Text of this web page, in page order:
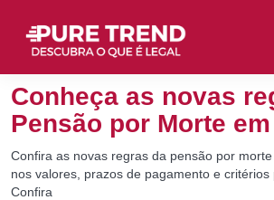
Conheça as novas
Pensão por Morte
Confira as novas regras da pensão por
nos valores, prazos de pagamento e critérios
Confira